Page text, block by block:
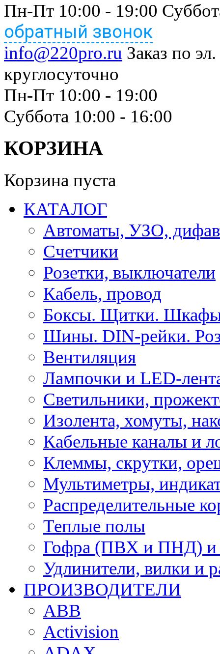
Пн-Пт 10:00 - 19:00
обратный звонок
info@220pro.ru Заказ по
круглосуточно
Пн-Пт 10:00 - 19:00
Суббота 10:00 - 16:00
КОРЗИНА
Корзина пуста
КАТАЛОГ
Автоматы, УЗО,
Счетчики
Розетки, выключатели
Кабель, провод
Боксы. Щитки.
Шины. DIN-рейки.
Вентиляция
Лампочки и LED-
Светильники,
Изолента, хомуты,
Кабельные каналы и
Клеммы, скрутки,
Мультиметры,
Распределительные
Теплые полы
Гофра (ПВХ и ПНД) и
Удлинители, вилки и
ПРОИЗВОДИТЕЛИ
ABB
Activision